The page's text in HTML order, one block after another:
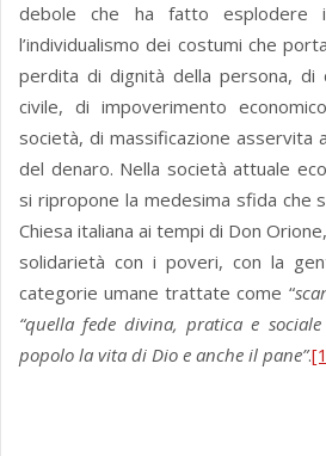
debole che ha fatto esplodere
l’individualismo dei costumi che
perdita di dignità della persona, di
civile, di impoverimento
società, di massificazione
del denaro. Nella società attuale
si ripropone la medesima sfida che
Chiesa italiana ai tempi di Don
solidarietà con i poveri, con la
categorie umane trattate come “
“quella fede divina, pratica e
popolo la vita di Dio e anche il pane”.